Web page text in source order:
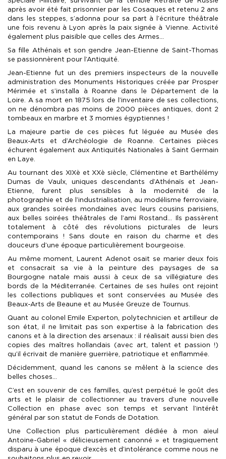
après avoir été fait prisonnier par les Cosaques et retenu 2 ans
dans les steppes, s’adonna pour sa part à l’écriture théâtrale
une fois revenu à Lyon après la paix signée à Vienne. Activité
également plus paisible que celles des Armes…
Sa fille Athénaïs et son gendre Jean-Etienne de Saint-Thomas
se passionnèrent pour l’Antiquité.
Jean-Etienne fut un des premiers inspecteurs de la nouvelle
administration des Monuments Historiques créée par Prosper
Mérimée et s’installa à Roanne dans le Département de la
Loire. A sa mort en 1875 lors de l’inventaire de ses collections,
on ne dénombra pas moins de 2000 pièces antiques, dont 2
tombeaux en marbre et 3 momies égyptiennes !
La majeure partie de ces pièces fut léguée au Musée des
Beaux-Arts et d’Archéologie de Roanne. Certaines pièces
échurent également aux Antiquités Nationales à Saint Germain
en Laye.
Au tournant des XIXè et XXè siècle, Clémentine et Barthélémy
Dumas de Vaulx, uniques descendants d’Athénaïs et Jean-
Etienne, furent plus sensibles à la modernité de la
photographie et de l’industrialisation, au modélisme ferroviaire,
aux grandes soirées mondaines avec leurs cousins parisiens,
aux belles soirées théâtrales de l’ami Rostand… Ils passèrent
totalement à côté des révolutions picturales de leurs
contemporains ! Sans doute en raison du charme et des
douceurs d’une époque particulièrement bourgeoise.
Au même moment, Laurent Adenot osait se marier deux fois
et consacrait sa vie à la peinture des paysages de sa
Bourgogne natale mais aussi à ceux de sa villégiature des
bords de la Méditerranée. Certaines de ses huiles ont rejoint
les collections publiques et sont conservées au Musée des
Beaux-Arts de Beaune et au Musée Greuze de Tournus.
Quant au colonel Emile Experton, polytechnicien et artilleur de
son état, il ne limitait pas son expertise à la fabrication des
canons et à la direction des arsenaux : il réalisait aussi bien des
copies des maîtres hollandais (avec art, talent et passion !)
qu’il écrivait de manière guerrière, patriotique et enflammée.
Décidemment, quand les canons se mêlent à la science des
belles choses...
C’est en souvenir de ces familles, qu’est perpétué le goût des
arts et le plaisir de collectionner au travers d’une nouvelle
Collection en phase avec son temps et servant l’intérêt
général par son statut de Fonds de Dotation.
Une Collection plus particulièrement dédiée à mon aïeul
Antoine-Gabriel « délicieusement canonné » et tragiquement
disparu à une époque d’excès et d’intolérance comme nous ne